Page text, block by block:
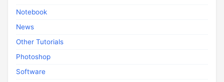
Notebook
News
Other Tutorials
Photoshop
Software